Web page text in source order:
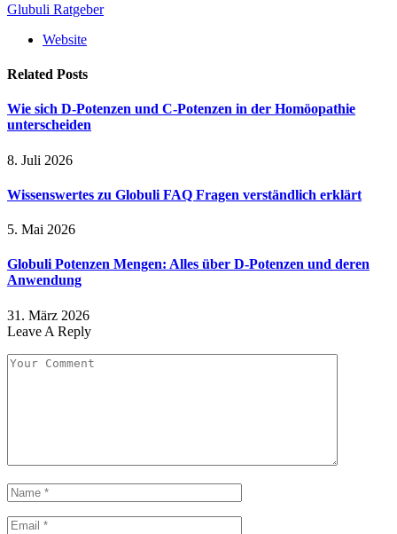
Glubuli Ratgeber
Website
Related Posts
Wie sich D-Potenzen und C-Potenzen in der Homöopathie
unterscheiden
8. Juli 2026
Wissenswertes zu Globuli FAQ Fragen verständlich erklärt
5. Mai 2026
Globuli Potenzen Mengen: Alles über D-Potenzen und deren
Anwendung
31. März 2026
Leave A Reply